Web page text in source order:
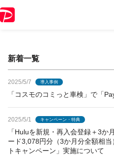
PayPayからのお知ら
新着一覧
2025/5/7 導入事例
「コスモのコミっと車検」で「
2025/5/1 キャンペーン・特典
「Huluを新規・再入会登録＋3か
ード3,078円分（3か月分全額相
トキャンペーン」実施について